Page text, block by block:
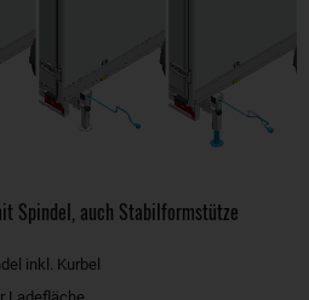
Spindel, auch Stabilformstütze
inkl. Kurbel